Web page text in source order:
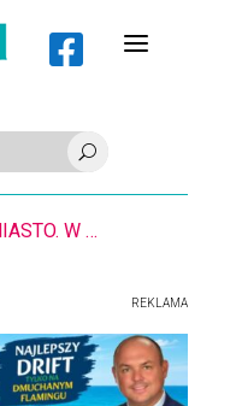
 a
U
MIASTO. W Kaliszu kręcą film. Zmiany w kursowaniu autobusów KLA
REKLAMA